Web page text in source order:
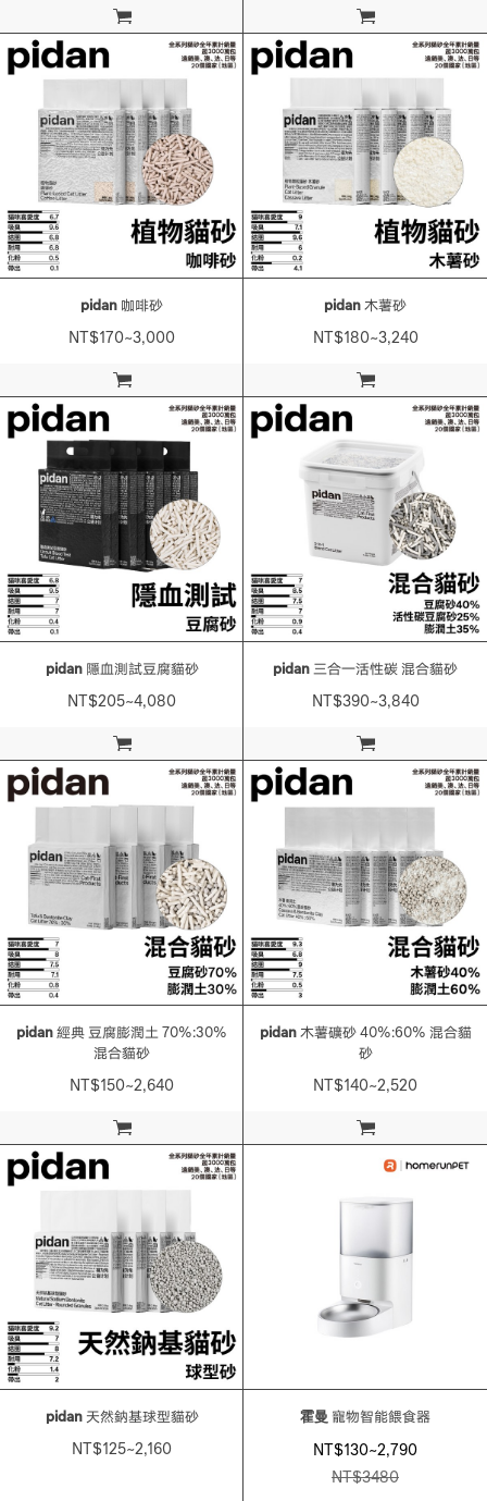
加入購物車
加入購物車
加入購物車
pidan 咖啡砂
NT$170~3,000
加入購物車
pidan木薯砂
NT$180~3,240
加入購物車
pidan隱血測試豆腐貓砂
NT$205~4,080
加入購物車
pidan三合一活性碳 混合貓砂
NT$390~3,840
加入購物車
pidan經典 豆腐膨潤土 70%:30%
混合貓砂
NT$150~2,640
加入購物車
pidan木薯礦砂 40%:60% 混合貓
砂
NT$140~2,520
pidan天然鈉基球型貓砂
NT$125~2,160
霍曼 寵物智能餵食器
NT$130~2,790
NT$3480